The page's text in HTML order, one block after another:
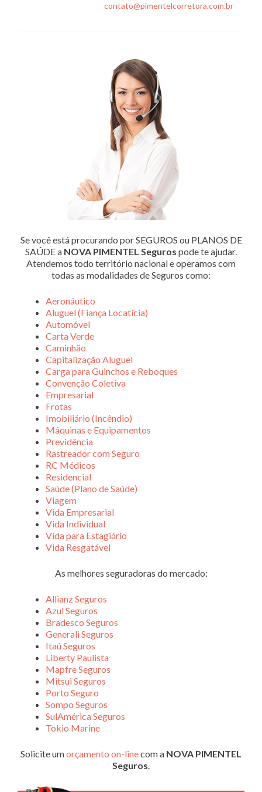
contato@pimentelcorretora.com.br
Se você está procurando por SEGUROS ou PLANOS DE
SAÚDE a NOVA PIMENTEL Seguros pode te ajudar.
Atendemos todo território nacional e operamos com
todas as modalidades de Seguros como:
Aeronáutico
Aluguel (Fiança Locatícia)
Automóvel
Carta Verde
Caminhão
Capitalização Aluguel
Carga para Guinchos e Reboques
Convenção Coletiva
Empresarial
Frotas
Imobiliário (Incêndio)
Máquinas e Equipamentos
Previdência
Rastreador com Seguro
RC Médicos
Residencial
Saúde (Plano de Saúde)
Viagem
Vida Empresarial
Vida Individual
Vida para Estagiário
Vida Resgatável
As melhores seguradoras do mercado:
Allianz Seguros
Azul Seguros
Bradesco Seguros
Generali Seguros
Itaú Seguros
Liberty Paulista
Mapfre Seguros
Mitsui Seguros
Porto Seguro
Sompo Seguros
SulAmérica Seguros
Tokio Marine
Solicite umorçamento on-linecom a NOVA PIMENTEL
Seguros.